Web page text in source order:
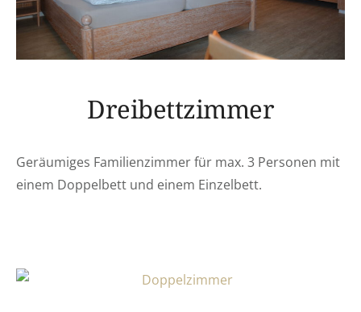
Dreibettzimmer
Geräumiges Familienzimmer für max. 3 Personen mit
einem Doppelbett und einem Einzelbett.